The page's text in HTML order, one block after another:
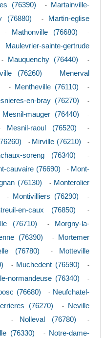
(76390) -
Martainville-
(76880) -
Martin-eglise
- Mathonville (76680) -
Maulevrier-sainte-gertrude
- Mauquenchy (76440) -
(76260) -
Menerval
- Mentheville (76110) -
en-bray (76270) -
Mesnil-mauger (76440) -
Mesnil-raoul (76520) -
- Mirville (76210) -
soreng (76340) -
cauvaire (76690) - Mont-
(76130) - Monterolier
- Montivilliers (76290) -
en-caux (76850) -
(76710) -
Morgny-la-
(76390) -
Mortemer
(76780) -
Motteville
- Muchedent (76590) -
normandeuse (76340) -
(76680) - Neufchatel-
(76270) -
Neville
- Nolleval (76780) -
(76330) -
Notre-dame-